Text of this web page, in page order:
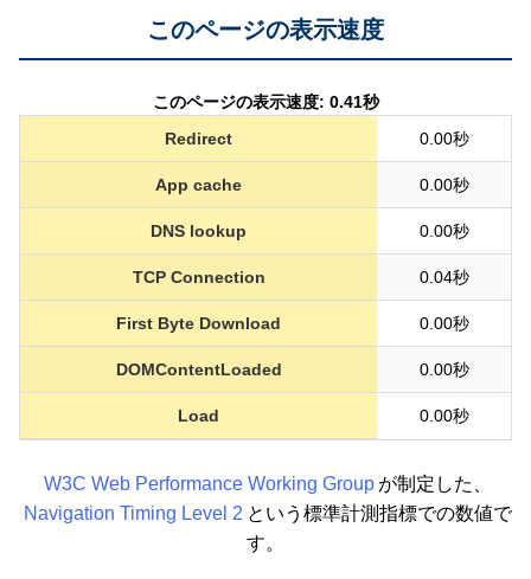
このページの表示速度
このページの表示速度: 0.41秒
Redirect
0.00秒
App cache 0.00秒
DNS lookup 0.00秒
TCP Connection 0.04秒
First Byte Download 0.00秒
DOMContentLoaded 0.00秒
Load 0.00秒
W3C Web Performance Working Group が制定した、
Navigation Timing Level 2 という標準計測指標での数値で
す。